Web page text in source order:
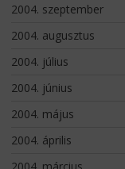
2004. szeptember
2004. augusztus
2004. július
2004. június
2004. május
2004. április